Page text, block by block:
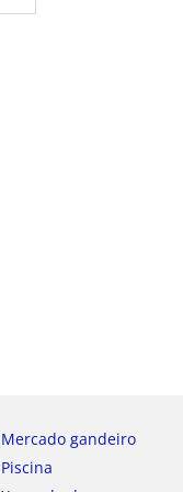
Mercado gandeiro
Piscina